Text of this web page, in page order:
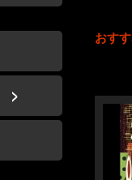
おす